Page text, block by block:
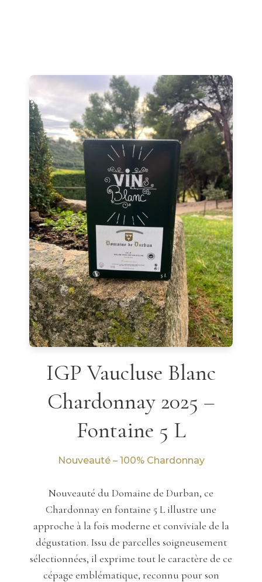
IGP Vaucluse Blanc
Chardonnay 2025 –
Fontaine 5 L
Nouveauté – 100% Chardonnay
Nouveauté du Domaine de Durban, ce
Chardonnay en fontaine 5 L illustre une
approche à la fois moderne et conviviale de la
dégustation. Issu de parcelles soigneusement
sélectionnées, il exprime tout le caractère de ce
cépage emblématique, reconnu pour son